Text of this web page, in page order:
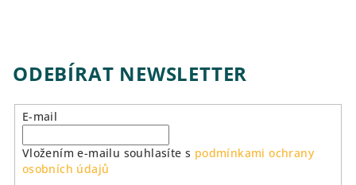
ODEBÍRAT NEWSLETTER
E-mail
Vložením e-mailu souhlasíte s podmínkami ochrany
osobních údajů